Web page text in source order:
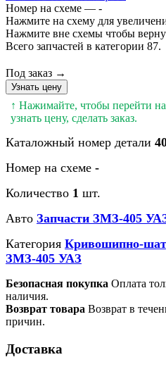
Номер на схеме — -
Нажмите на схему для
Нажмите вне схемы чтобы
Всего запчастей в категории 87.
Под заказ →
Узнать цену
↑ Нажимайте, чтобы перейти
узнать цену, сделать заказ.
Каталожный номер детали
Номер на схеме -
Количество 1 шт.
Авто Запчасти ЗМЗ-405
Категория Кривошипно-
ЗМЗ-405 УАЗ
Безопасная покупка Оплата
наличия.
Возврат товара Возврат в
причин.
Доставка